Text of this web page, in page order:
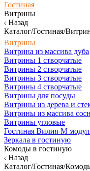
Гостиная
Витрины
Назад
Каталог/Гостиная/
Витрины
Витрина из массива дуба
Витрины 1 створчатые
Витрины 2 створчатые
Витрины 3 створчатые
Витрины 4 створчатые
Витрины для посуды
Витрины из дерева и
Витрины из массива
Витрины угловые
Гостиная Вилия-М
Зеркала в гостиную
Комоды в гостиную
Назад
Каталог/Гостиная/